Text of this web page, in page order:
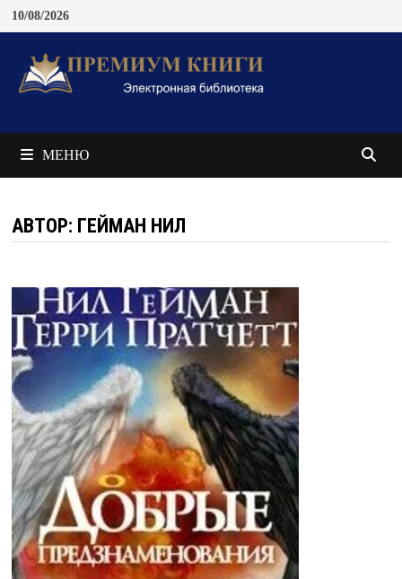
Перейти
содержимому
10/08/2026
МЕНЮ
АВТОР: ГЕЙМАН НИЛ